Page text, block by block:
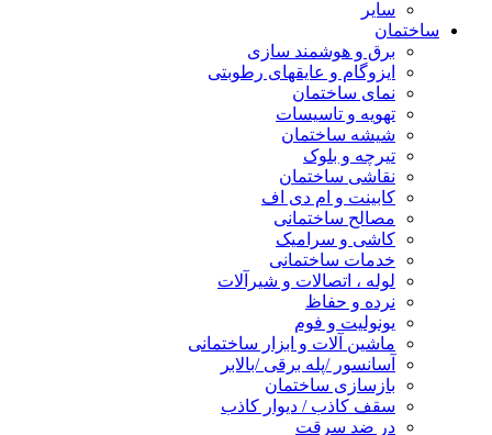
سایر
ساختمان
برق و هوشمند سازی
ایزوگام و عایقهای رطوبتی
نمای ساختمان
تهویه و تاسیسات
شیشه ساختمان
تیرچه و بلوک
نقاشی ساختمان
کابینت و ام دی اف
مصالح ساختمانی
کاشی و سرامیک
خدمات ساختمانی
لوله ، اتصالات و شیرآلات
نرده و حفاظ
یونولیت و فوم
ماشین آلات و ابزار ساختمانی
آسانسور /پله برقی /بالابر
بازسازی ساختمان
سقف کاذب / دیوار کاذب
در ضد سرقت